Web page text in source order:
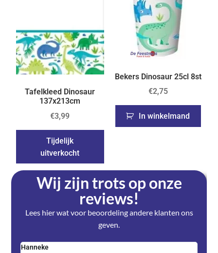
Tafelkleed Dinosaur
137x213cm
€3,99
Tijdelijk
uitverkocht
Bekers Dinosaur 25cl 8st
€2,75
In winkelmand
Wij zijn trots op onze
reviews!
Lees hier wat voor beoordeling andere klanten ons
geven.
Hanneke